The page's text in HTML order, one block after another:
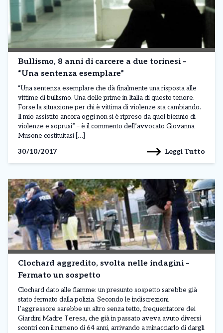
Bullismo, 8 anni di carcere a due torinesi –
“Una sentenza esemplare”
“Una sentenza esemplare che dà finalmente una risposta alle
vittime di bullismo. Una delle prime in Italia di questo tenore.
Forse la situazione per chi è vittima di violenze sta cambiando.
Il mio assistito ancora oggi non si è ripreso da quel biennio di
violenze e soprusi” – è il commento dell’avvocato Giovanna
Musone costituitasi […]
30/10/2017
Leggi Tutto
Clochard aggredito, svolta nelle indagini –
Fermato un sospetto
Clochard dato alle fiamme: un presunto sospetto sarebbe già
stato fermato dalla polizia. Secondo le indiscrezioni
l’aggressore sarebbe un altro senza tetto, frequentatore dei
Giardini Madre Teresa, che già in passato aveva avuto diversi
scontri con il rumeno di 64 anni, arrivando a minacciarlo di dargli